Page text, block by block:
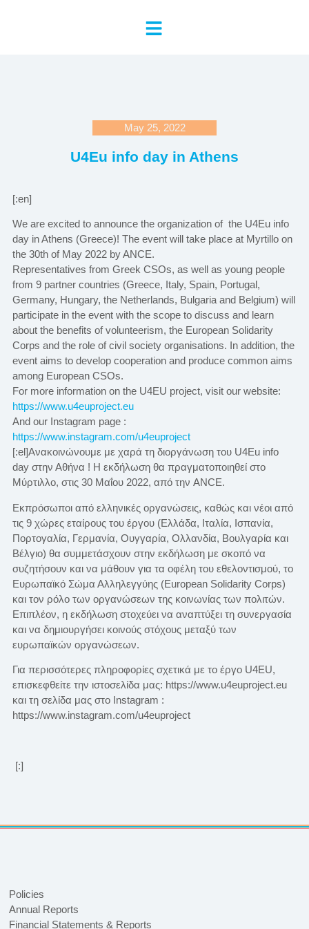
May 25, 2022
U4Eu info day in Athens
[:en]
We are excited to announce the organization of the U4Eu info
day in Athens (Greece)! The event will take place at Myrtillo on
the 30th of May 2022 by ANCE.
Representatives from Greek CSOs, as well as young people
from 9 partner countries (Greece, Italy, Spain, Portugal,
Germany, Hungary, the Netherlands, Bulgaria and Belgium) will
participate in the event with the scope to discuss and learn
about the benefits of volunteerism, the European Solidarity
Corps and the role of civil society organisations. In addition, the
event aims to develop cooperation and produce common aims
among European CSOs.
For more information on the U4EU project, visit our website:
https://www.u4euproject.eu
And our Instagram page :
https://www.instagram.com/u4euproject
[:el]Ανακοινώνουμε με χαρά τη διοργάνωση του U4Eu info
day στην Αθήνα ! Η εκδήλωση θα πραγματοποιηθεί στο
Μύρτιλλο, στις 30 Μαΐου 2022, από την ANCE.
Εκπρόσωποι από ελληνικές οργανώσεις, καθώς και νέοι από
τις 9 χώρες εταίρους του έργου (Ελλάδα, Ιταλία, Ισπανία,
Πορτογαλία, Γερμανία, Ουγγαρία, Ολλανδία, Βουλγαρία και
Βέλγιο) θα συμμετάσχουν στην εκδήλωση με σκοπό να
συζητήσουν και να μάθουν για τα οφέλη του εθελοντισμού, το
Ευρωπαϊκό Σώμα Αλληλεγγύης (European Solidarity Corps)
και τον ρόλο των οργανώσεων της κοινωνίας των πολιτών.
Επιπλέον, η εκδήλωση στοχεύει να αναπτύξει τη συνεργασία
και να δημιουργήσει κοινούς στόχους μεταξύ των
ευρωπαϊκών οργανώσεων.
Για περισσότερες πληροφορίες σχετικά με το έργο U4EU,
επισκεφθείτε την ιστοσελίδα μας: https://www.u4euproject.eu
και τη σελίδα μας στο Instagram :
https://www.instagram.com/u4euproject
[:]
Policies
Annual Reports
Financial Statements & Reports